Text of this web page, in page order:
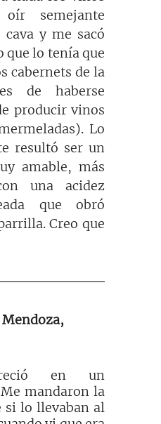
semejante
y me sacó
que lo tenía que
cabernets de la
de haberse
producir vinos
Lo
resultó ser un
amable, más
una acidez
que obró
Creo que
Mendoza,
en un
mandaron la
si lo llevaban al